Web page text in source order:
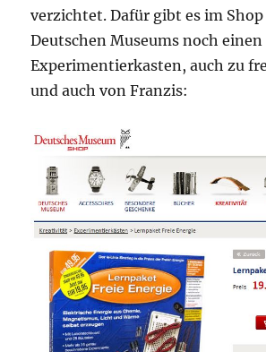
verzichtet. Dafür gibt es im Shop
Deutschen Museums noch
Experimentierkasten, auch zu
und auch von Franzis: